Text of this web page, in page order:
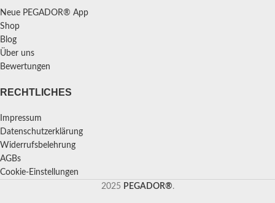
Neue PEGADOR® App
Shop
Blog
Über uns
Bewertungen
RECHTLICHES
Impressum
Datenschutzerklärung
Widerrufsbelehrung
AGBs
Cookie-Einstellungen
2025 PEGADOR®.